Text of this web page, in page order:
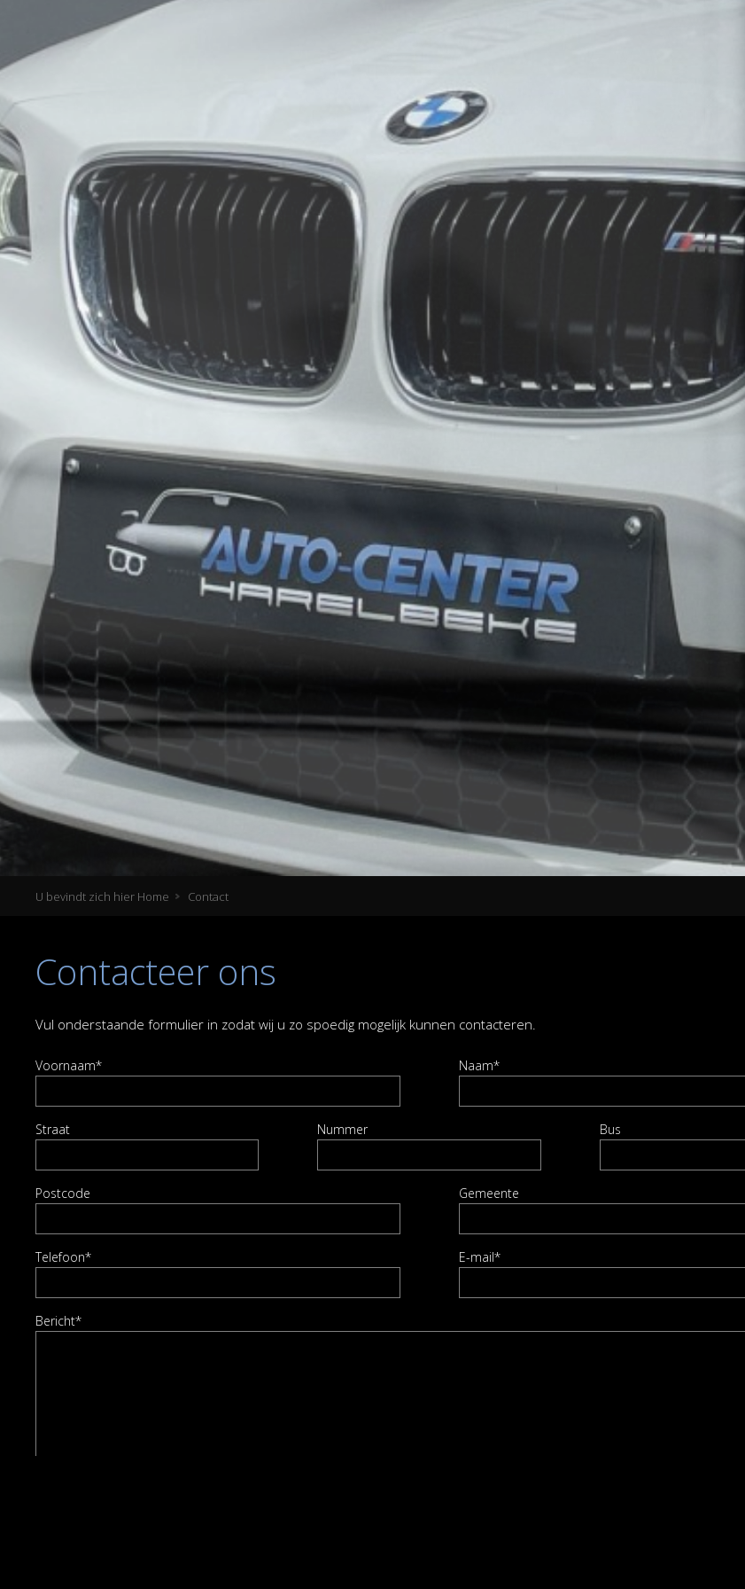
U bevindt zich hier Home Contact
Contacteer ons
Vul onderstaande formulier in zodat wij u zo spoedig mogelijk kunnen contacteren.
Voornaam* Naam*
Straat Nummer Bus
Postcode Gemeente
Telefoon* E-mail*
Bericht*